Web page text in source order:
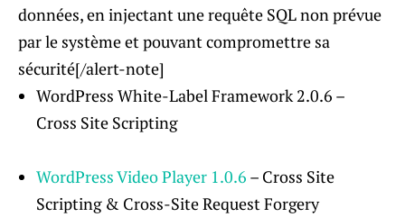
données, en injectant une requête SQL non prévue
par le système et pouvant compromettre sa
sécurité[/alert-note]
WordPress White-Label Framework 2.0.6 –
Cross Site Scripting
WordPress Video Player 1.0.6 – Cross Site
Scripting & Cross-Site Request Forgery